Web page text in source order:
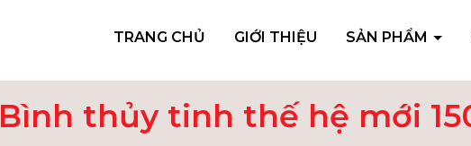
TRANG CHỦ GIỚI THIỆU SẢN PHẨM
Bình thủy tinh thế hệ mới